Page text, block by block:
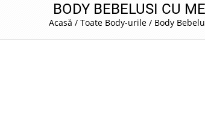
BODY BEBELUSI CU
Acasă / Toate Body-urile / Body